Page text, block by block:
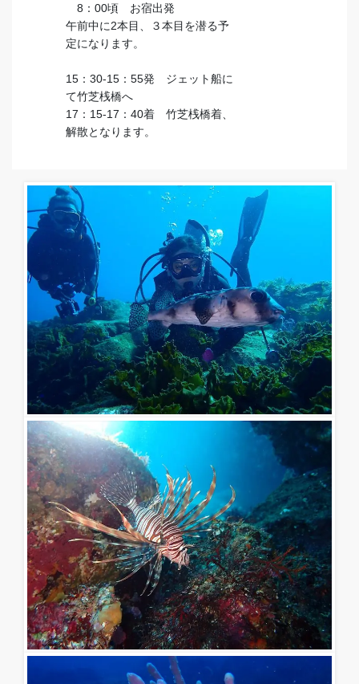
8：00頃 お宿出発
午前中に2本目、３本目を潜る予
定になります。
15：30-15：55発 ジェット船に
て竹芝桟橋へ
17：15-17：40着 竹芝桟橋着、
解散となります。